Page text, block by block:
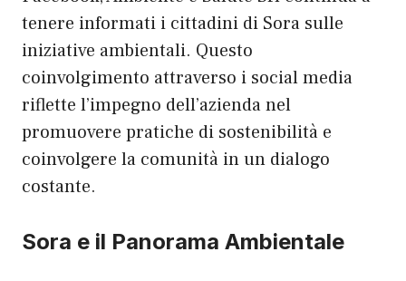
tenere informati i cittadini di Sora sulle
iniziative ambientali. Questo
coinvolgimento attraverso i social media
riflette l’impegno dell’azienda nel
promuovere pratiche di sostenibilità e
coinvolgere la comunità in un dialogo
costante.
Sora e il Panorama Ambientale